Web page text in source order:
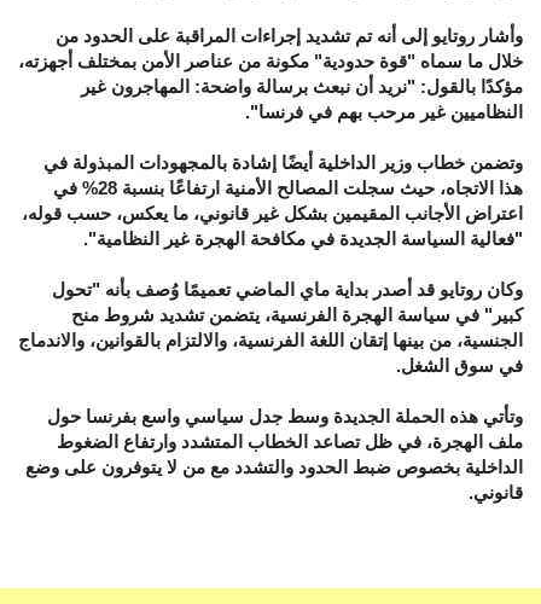
وأشار روتايو إلى أنه تم تشديد إجراءات المراقبة على الحدود من
خلال ما سماه "قوة حدودية" مكونة من عناصر الأمن بمختلف أجهزته،
مؤكدًا بالقول: "نريد أن نبعث برسالة واضحة: المهاجرون غير
النظاميين غير مرحب بهم في فرنسا".
وتضمن خطاب وزير الداخلية أيضًا إشادة بالمجهودات المبذولة في
هذا الاتجاه، حيث سجلت المصالح الأمنية ارتفاعًا بنسبة 28% في
اعتراض الأجانب المقيمين بشكل غير قانوني، ما يعكس، حسب قوله،
"فعالية السياسة الجديدة في مكافحة الهجرة غير النظامية".
وكان روتايو قد أصدر بداية ماي الماضي تعميمًا وُصف بأنه "تحول
كبير" في سياسة الهجرة الفرنسية، يتضمن تشديد شروط منح
الجنسية، من بينها إتقان اللغة الفرنسية، والالتزام بالقوانين، والاندماج
في سوق الشغل.
وتأتي هذه الحملة الجديدة وسط جدل سياسي واسع بفرنسا حول
ملف الهجرة، في ظل تصاعد الخطاب المتشدد وارتفاع الضغوط
الداخلية بخصوص ضبط الحدود والتشدد مع من لا يتوفرون على وضع
قانوني.